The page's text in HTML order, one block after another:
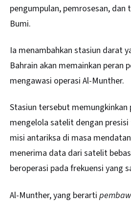
pengumpulan, pemrosesan, dan
Bumi.
Ia menambahkan stasiun darat
Bahrain akan memainkan peran
mengawasi operasi Al-Munther.
Stasiun tersebut memungkinkan
mengelola satelit dengan
misi antariksa di masa
menerima data dari satelit
beroperasi pada frekuensi yang
Al-Munther, yang berarti